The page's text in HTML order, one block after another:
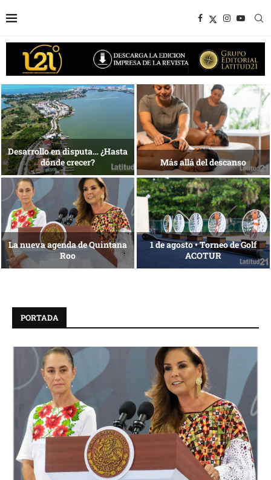
Bottega, un viaje servido a la
mesa
Energía que Impulsa la
competitividad
Reconocimiento de viajeros La esencia del servicio
PORTADA